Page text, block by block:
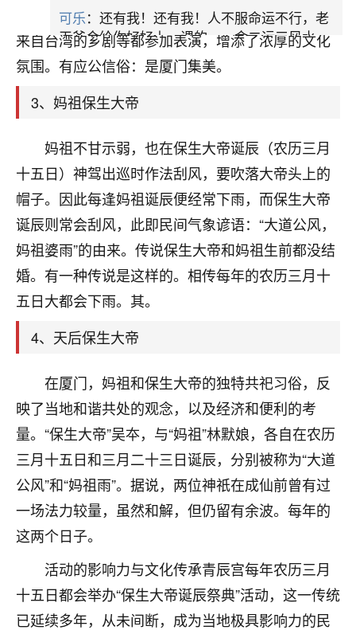
期间还开展民间文艺活动，如漳州木偶戏、南音和
来自台湾的芗剧等都参加表演，增添了浓厚的文化
氛围。有应公信俗：是厦门集美。
3、妈祖保生大帝
妈祖不甘示弱，也在保生大帝诞辰（农历三月
十五日）神驾出巡时作法刮风，要吹落大帝头上的
帽子。因此每逢妈祖诞辰便经常下雨，而保生大帝
诞辰则常会刮风，此即民间气象谚语：“大道公风，
妈祖婆雨”的由来。传说保生大帝和妈祖生前都没结
婚。有一种传说是这样的。相传每年的农历三月十
五日大都会下雨。其。
4、天后保生大帝
在厦门，妈祖和保生大帝的独特共祀习俗，反
映了当地和谐共处的观念，以及经济和便利的考
量。“保生大帝”吴夲，与“妈祖”林默娘，各自在农历
三月十五日和三月二十三日诞辰，分别被称为“大道
公风”和“妈祖雨”。据说，两位神祇在成仙前曾有过
一场法力较量，虽然和解，但仍留有余波。每年的
这两个日子。
活动的影响力与文化传承青辰宫每年农历三月
十五日都会举办“保生大帝诞辰祭典”活动，这一传统
已延续多年，从未间断，成为当地极具影响力的民
可乐：还有我！还有我！人不服命运不行，老
天爷会给你好好上一课的。一命二运三风水，
哪样不服都不行！
平安是福：我也是每年找老师化太岁，看年
卦，认识老师3年了，都是缘分啊！
心若莲花
我是做餐饮的，这两年，生意屡屡受挫，店开一家关
一家，要么生意不好，生意好的就出事。前些年攒的
家底快败光了，真是倒霉！我也想找人看看到底怎么
回事？
鹿森：你可以找老师看看，人有时不服命不行
啊！
是我从找店开始都是找慧来老师跟进的，选
大环境不好，但是我家生意还可以，前几天又
刚找老师做了补财库，希望财运更好一点！
2小时前 来自海南 18
梦醒时分
我女儿高二叛逆，大半年不上学，一说她就要死要活
的，把我们两口子愁的不行，朋友给我推荐的慧来老
师，一开始我是病急乱投医，这半年来，法事一个个
做完，我女儿跟变了个人一样，不期望她能考多好的
大学，只要能安安稳稳的把书读了，身体心理都健健
康康的我就很知足了！
鹿森：可怜天下父母心啊！